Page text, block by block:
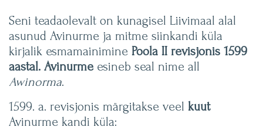
Seni teadaolevalt on kunagisel Liivimaal alal
asunud Avinurme ja mitme siinkandi küla
kirjalik esmamainimine Poola II revisjonis 1599
aastal. Avinurme esineb seal nime all
Awinorma.
1599. a. revisjonis märgitakse veel kuut
Avinurme kandi küla: